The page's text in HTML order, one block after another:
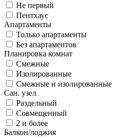
Не первый
Пентхаус
Апартаменты
Только апартаменты
Без апартаментов
Планировка комнат
Смежные
Изолированные
Смежные и изолированные
Сан. узел
Раздельный
Совмещенный
2 и более
Балкон/лоджия